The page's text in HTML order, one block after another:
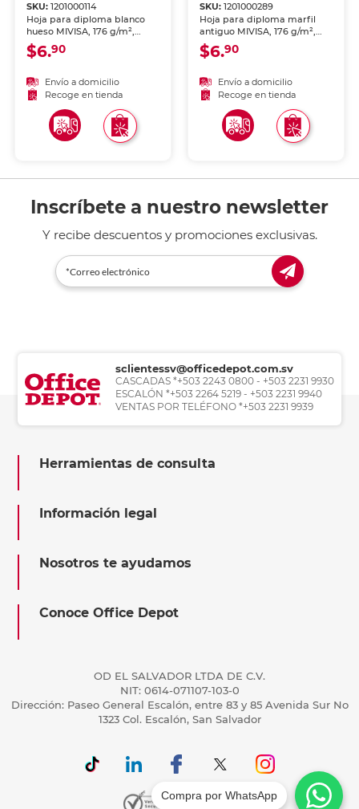
SKU:1201000114
Hoja para diploma blanco
hueso MIVISA, 176 g/m²,
tamano carta, paquete de 10
hojas. Papel de alta calidad
perfecta para imprimir
certificados,
reconocimientos y diplomas
con acab
$6.90
Envío a domicilio
Recoge en tienda
SKU: 1201000289
Hoja para diploma marfil
antiguo MIVISA, 176 g/m²,
tamaño carta, paquete de 10
hojas. Papel de alta calidad
perfecta para imprimir
certificados,
reconocimientos y diplomas
con acabado profesional.
$6.90
Envío a domicilio
Recoge en tienda
Inscríbete a nuestro newsletter
Y recibe descuentos y promociones exclusivas.
sclientessv@officedepot.com.sv
CASCADAS *+503 2243 0800 - +503 2231 9930
ESCALÓN *+503 2264 5219 - +503 2231 9940
VENTAS POR TELÉFONO *+503 2231 9939
Herramientas de consulta
Información legal
Nosotros te ayudamos
Conoce Office Depot
OD EL SALVADOR LTDA DE C.V.
NIT: 0614-071107-103-0
Dirección: Paseo General Escalón, entre 83 y 85 Avenida Sur No
1323 Col. Escalón, San Salvador
Compra por WhatsApp